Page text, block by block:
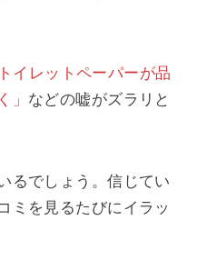
トイレットペーパーが品
」 などの嘘がズラリと
るでしょう。信じてい
ミを見るたびにイラッ